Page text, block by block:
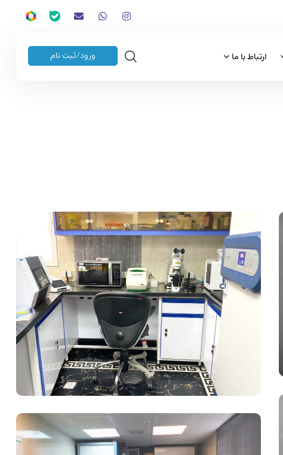
ارتباط با ما ورود/ثبت نام